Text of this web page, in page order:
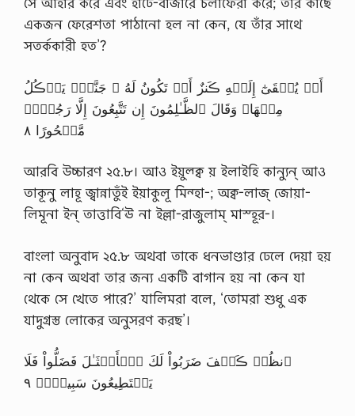
একজন ফেরেশতা পাঠানো হল না কেন, যে তাঁর সাথে
সতর্ককারী হত’?
أَوۡ يُلۡقَىٰٓ إِلَيۡهِ ڪَنزٌ أَوۡ تَكُونُ لَهُ ۥ جَنَّةٌ۬ يَأۡڪُلُ
مِنۡهَا‌ۚ وَقَالَ ٱلظَّـٰلِمُونَ إِن تَتَّبِعُونَ إِلَّا رَجُلاً۬
مَّسۡحُورًا ٨
আরবি উচ্চারণ ২৫.৮। আও ইয়ুল্ক্ব য় ইলাইহি কান্যুন্ আও
তাকূনু লাহূ জ্বান্নাতুঁই ইয়াকুলূ মিন্হা-; অক্ব-লাজ্ জোয়া-
লিমূনা ইন্ তাত্তাবি‘ঊ না ইল্লা-রাজুলাম্ মাস্হূর-।
বাংলা অনুবাদ ২৫.৮ অথবা তাকে ধনভাণ্ডার ঢেলে দেয়া হয়
না কেন অথবা তার জন্য একটি বাগান হয় না কেন যা
থেকে সে খেতে পারে?’ যালিমরা বলে, ‘তোমরা শুধু এক
যাদুগ্রস্ত লোকের অনুসরণ করছ’।
ٱنظُرۡ ڪَيۡفَ ضَرَبُواْ لَكَ ٱلۡأَمۡثَـٰلَ فَضَلُّواْ فَلَا
يَسۡتَطِيعُونَ سَبِيلاً۬ ٩